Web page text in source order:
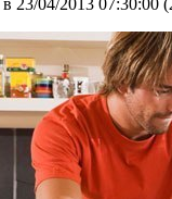
в 23/04/2013 07:30:00 (